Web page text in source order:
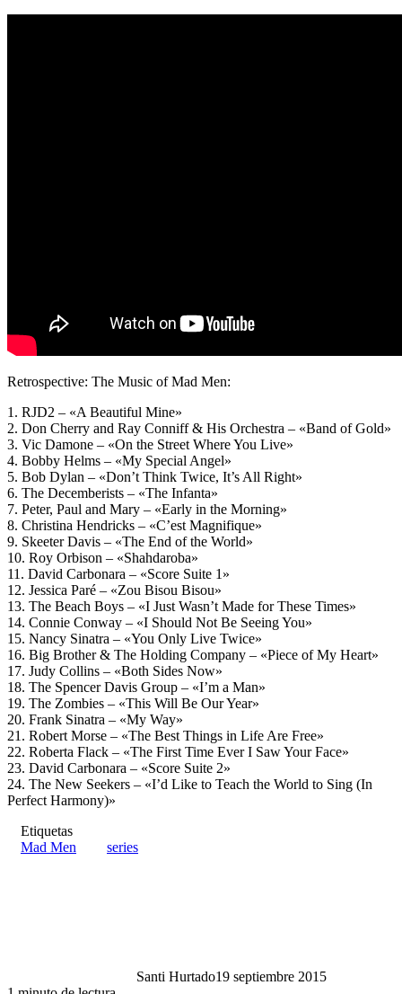
Retrospective: The Music of Mad Men:
1. RJD2 – «A Beautiful Mine»
2. Don Cherry and Ray Conniff & His Orchestra – «Band of Gold»
3. Vic Damone – «On the Street Where You Live»
4. Bobby Helms – «My Special Angel»
5. Bob Dylan – «Don’t Think Twice, It’s All Right»
6. The Decemberists – «The Infanta»
7. Peter, Paul and Mary – «Early in the Morning»
8. Christina Hendricks – «C’est Magnifique»
9. Skeeter Davis – «The End of the World»
10. Roy Orbison – «Shahdaroba»
11. David Carbonara – «Score Suite 1»
12. Jessica Paré – «Zou Bisou Bisou»
13. The Beach Boys – «I Just Wasn’t Made for These Times»
14. Connie Conway – «I Should Not Be Seeing You»
15. Nancy Sinatra – «You Only Live Twice»
16. Big Brother & The Holding Company – «Piece of My Heart»
17. Judy Collins – «Both Sides Now»
18. The Spencer Davis Group – «I’m a Man»
19. The Zombies – «This Will Be Our Year»
20. Frank Sinatra – «My Way»
21. Robert Morse – «The Best Things in Life Are Free»
22. Roberta Flack – «The First Time Ever I Saw Your Face»
23. David Carbonara – «Score Suite 2»
24. The New Seekers – «I’d Like to Teach the World to Sing (In
Perfect Harmony)»
Etiquetas
Mad Men
series
Santi Hurtado19 septiembre 2015